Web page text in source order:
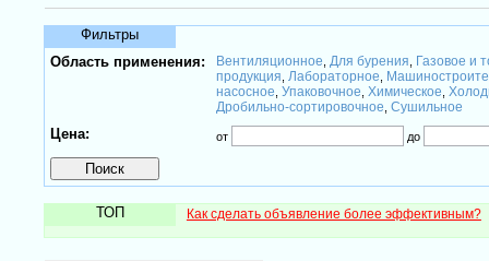
Фильтры
Область применения:
Вентиляционное Для бурения
Газовое и
продукция Лабораторное
насосное Упаковочное Химическое
Дробильно-сортировочное Сушильное
Цена: от до
ТОП Как сделать объявление более эффективным?